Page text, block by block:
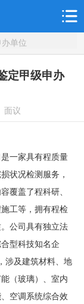
单位
定甲级申办
面议
一家具有程质量
状况检测服务，
覆盖了程科研、
工等，拥有程检
公司具有独立法
型科技知名企
涉及建筑材料、地
（玻璃）、室内
空调系统综合效